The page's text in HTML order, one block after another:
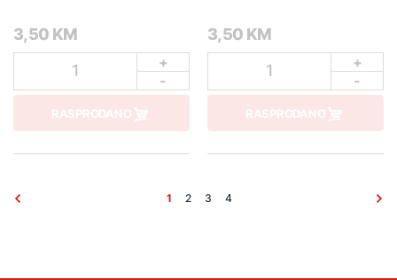
3,50 KM
1
+
-
RASPRODANO
3,50 KM
1
+
-
RASPRODANO
1 2 3 4